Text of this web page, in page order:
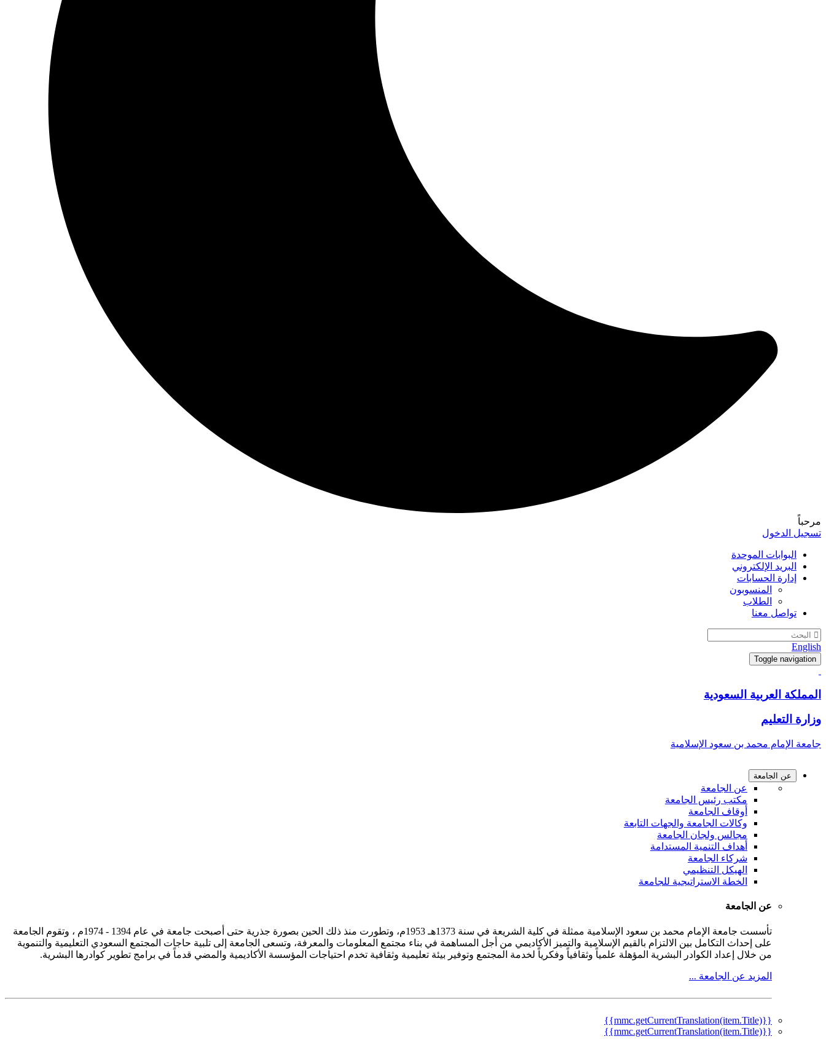
مرحباً
تسجيل الدخول
البوابات الموحدة
البريد الإلكتروني
إدارة الحسابات
المنسوبون
الطلاب
تواصل معنا
English
Toggle navigation
المملكة العربية السعودية
وزارة التعليم
جامعة الإمام محمد بن سعود الإسلامية
عن الجامعة
عن الجامعة
مكتب رئيس الجامعة
أوقاف الجامعة
وكالات الجامعة والجهات التابعة
مجالس ولجان الجامعة
أهداف التنمية المستدامة
شركاء الجامعة
الهيكل التنظيمي
الخطة الاستراتيجية للجامعة
عن الجامعة
تأسست جامعة الإمام محمد بن سعود الإسلامية ممثلة في كلية الشريعة في سنة 1373هـ 1953م، وتطورت منذ ذلك الحين بصورة جذرية حتى أصبحت جامعة في عام 1394 - 1974م ، وتقوم الجامعة
على إحداث التكامل بين الالتزام بالقيم الإسلامية والتميز الأكاديمي من أجل المساهمة في بناء مجتمع المعلومات والمعرفة، وتسعى الجامعة إلى تلبية حاجات المجتمع السعودي التعليمية والتنموية
من خلال إعداد الكوادر البشرية المؤهلة علمياً وثقافياً وفكرياً لخدمة المجتمع وتوفير بيئة تعليمية وثقافية تخدم احتياجات المؤسسة الأكاديمية والمضي قدماً في برامج تطوير كوادرها البشرية.
المزيد عن الجامعة ...
{{mmc.getCurrentTranslation(item.Title)}}
{{mmc.getCurrentTranslation(item.Title)}}